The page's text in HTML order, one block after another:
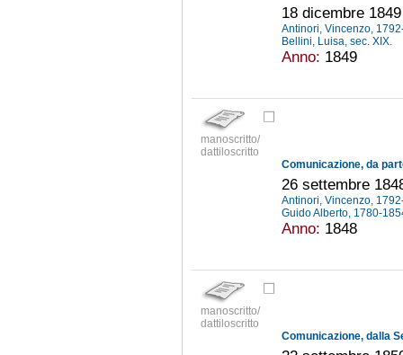
18 dicembre 1849
Antinori, Vincenzo,
Bellini, Luisa, sec. XIX.
Anno: 1849
manoscritto/
dattiloscritto
26 settembre
Antinori, Vincenzo,
Guido Alberto, 1780-
Anno: 1848
manoscritto/
dattiloscritto